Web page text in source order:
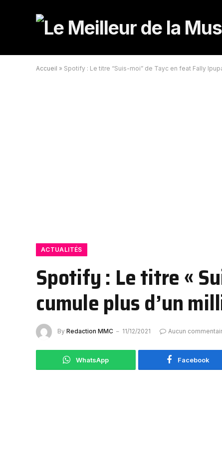
Accueil » Spotify : Le titre “Suis-moi” de Tayc en feat Fally
ACTUALITÉS
Spotify : Le titre «
cumule plus d’un
By Redaction MMC 11/12/2021 Aucun
WhatsApp Facebook